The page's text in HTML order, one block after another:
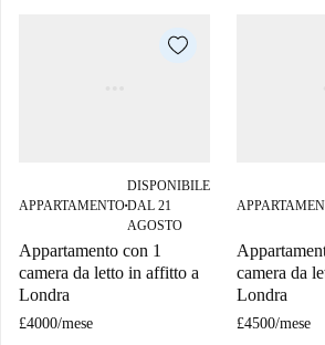
APPARTAMENTO■
DISPONIBILE
DAL 21
AGOSTO
Appartamento con 1
camera da letto in affitto a
Londra
£4000/mese
camera da
Londra
£4500/mese